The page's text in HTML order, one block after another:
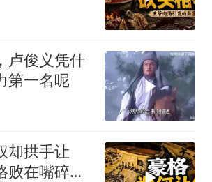
卢俊义凭什
第一名呢
却拱手让
败在嘴碎心